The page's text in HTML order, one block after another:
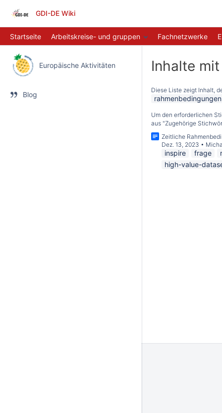
GDI-DE Wiki
Startseite Arbeitskreise- und gruppen Fachnetzwerke
Europäische Aktivitäten
Blog
Inhalte
Diese Liste zeigt Inhalt,
rahmenbedingungen
Um den erforderlichen
aus "Zugehörige
Zeitliche
Dez. 13, 2023 •
inspire frage
high-value-